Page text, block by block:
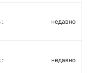
:
недавно
:
недавно